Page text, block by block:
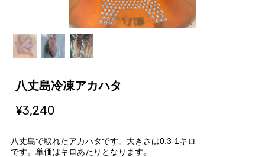
八丈島冷凍アカハタ
¥3,240
八丈島で取れたアカハタです。大きさは0.3-1キロ
です。単価はキロあたりとなります。